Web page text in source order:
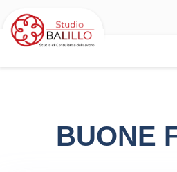
BUONE